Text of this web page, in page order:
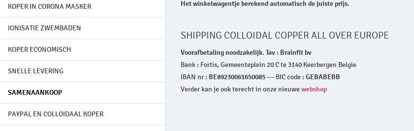
PRINSES ENIMIE
BRON VAN BURLE
KOPER IN CORONA MASKER
IONISATIE ZWEMBADEN
KOPER ECONOMISCH
SNELLE LEVERING
SAMENAANKOOP
PAYPAL EN COLLOIDAAL KOPER
Het winkelwagentje berekend automatisch de juiste prijs.
SHIPPING COLLOIDAL COPPER ALL OVER EUROPE
Voorafbetaling noodzakelijk. Tav : Brainfit bv
Bank : Fortis, Gemeenteplein 20 C te 3140 Keerbergen Belgie
IBAN nr : BE89230061650085 --- BIC code : GEBABEBB
Verder kan je ook terecht in onze nieuwewebshop